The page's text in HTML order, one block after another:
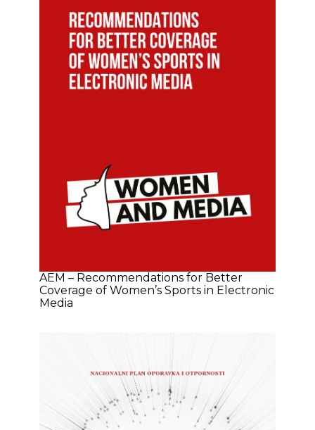
AEM – Recommendations for Better
Coverage of Women’s Sports in Electronic
Media